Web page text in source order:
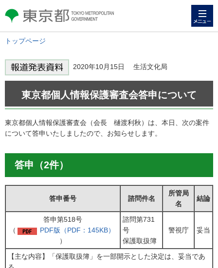
東京都 TOKYO METROPOLITAN
GOVERNMENT
トップページ
2020年10月15日 生活文化局
東京都個人情報保護審査会答申について
東京都個人情報保護審査会（会長 樋渡利秋）は、本日、次の案件
について答申いたしましたので、お知らせします。
答申（2件）
答申番号 諮問件名
所管局
名
結論
答申第518号
（
PDF版（PDF：145KB）
）
諮問第731
号
保護取扱簿
警視庁 妥当
【主な内容】「保護取扱簿」を一部開示とした決定は、妥当であ